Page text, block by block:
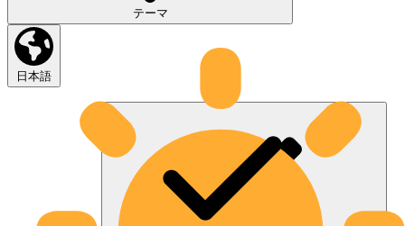
テーマ
日本語